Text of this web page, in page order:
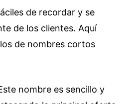
de recordar y se
de los clientes. Aquí
de nombres cortos
nombre es sencillo y